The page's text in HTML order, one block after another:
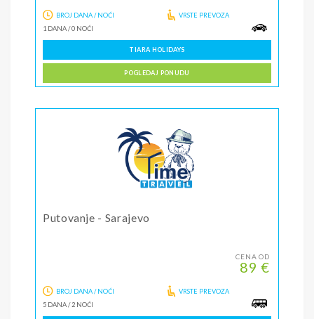
BROJ DANA / NOĆI
1 DANA/0 NOĆI
VRSTE PREVOZA
TIARA HOLIDAYS
POGLEDAJ PONUDU
Putovanje - Sarajevo
CENA OD
89 €
BROJ DANA / NOĆI
5 DANA/2 NOĆI
VRSTE PREVOZA